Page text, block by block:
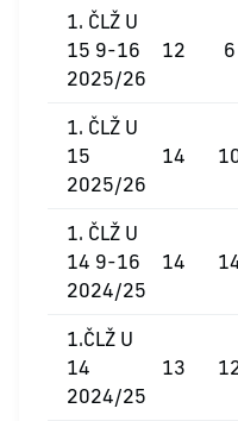
1. ČLŽ U
15 9-16
2025/26
12 6
1. ČLŽ U
15
2025/26
14
1. ČLŽ U
14 9-16
2024/25
14
1.ČLŽ U
14
2024/25
13